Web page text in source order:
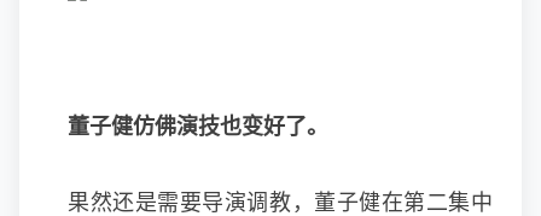
董子健仿佛演技也变好了。
果然还是需要导演调教，董子健在第二集中